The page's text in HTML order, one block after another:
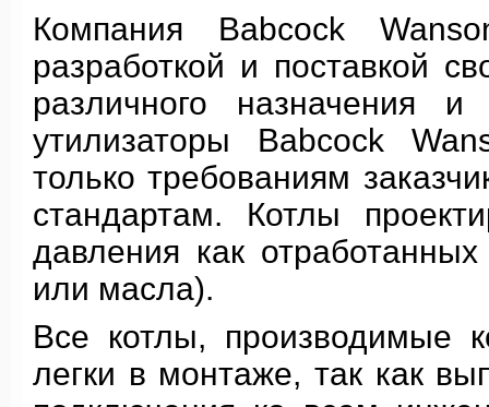
Компания Babcock
разработкой и поставкой
различного назначения и
утилизаторы Babcock
только требованиям
стандартам. Котлы
давления как
или масла).
Все котлы, производимые
легки в монтаже, так как